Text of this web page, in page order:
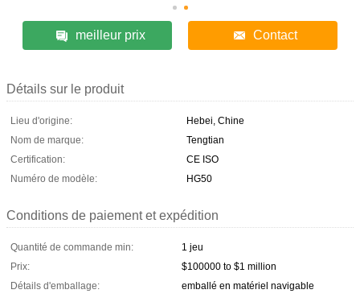
meilleur prix Contact
Détails sur le produit
Lieu d'origine:
Hebei, Chine
Nom de marque:
Tengtian
Certification:
CE ISO
Numéro de modèle:
HG50
Conditions de paiement et expédition
Quantité de commande min:
1 jeu
Prix:
$100000 to $1 million
Détails d'emballage:
emballé en matériel navigable